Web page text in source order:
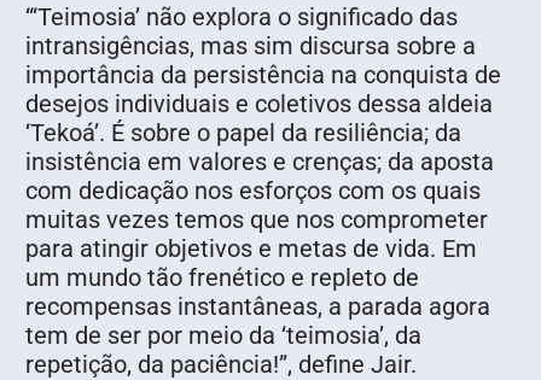
“‘Teimosia’ não explora o significado das
intransigências, mas sim discursa sobre a
importância da persistência na conquista de
desejos individuais e coletivos dessa aldeia
‘Tekoá’. É sobre o papel da resiliência; da
insistência em valores e crenças; da aposta
com dedicação nos esforços com os quais
muitas vezes temos que nos comprometer
para atingir objetivos e metas de vida. Em
um mundo tão frenético e repleto de
recompensas instantâneas, a parada agora
tem de ser por meio da ‘teimosia’, da
repetição, da paciência!”, define Jair.